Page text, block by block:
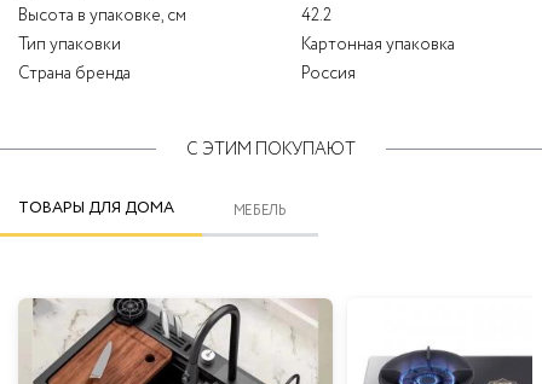
Высота в упаковке, см
42.2
Тип упаковки
Картонная упаковка
Страна бренда
Россия
С ЭТИМ ПОКУПАЮТ
ТОВАРЫ ДЛЯ ДОМА МЕБЕЛЬ